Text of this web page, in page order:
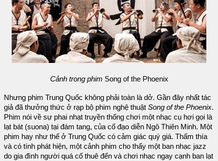
Cảnh trong phim Song of the Phoenix
Nhưng phim Trung Quốc không phải toàn là dở. Gần đây nhất tác
giả đã thưởng thức ở rạp bộ phim nghệ thuật Song of the Phoenix.
Phim nói về sự phai nhạt truyền thống chơi một nhạc cụ hơi gọi là
lạt bát (suona) tại đám tang, của cố đạo diễn Ngô Thiên Minh. Một
phim hay như thế ở Trung Quốc có cảm giác quý giá. Thấm thía
và có tính phát hiện, một cảnh phim cho thấy một ban nhạc jazz
do gia đình người quá cố thuê đến và chơi nhạc ngay cạnh ban lạt